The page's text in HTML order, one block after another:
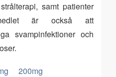
samt patienter
är också att
svampinfektioner och
200mg